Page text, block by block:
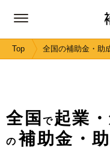
Top 全国の補助金・助
全国 で起業
の 補助金・